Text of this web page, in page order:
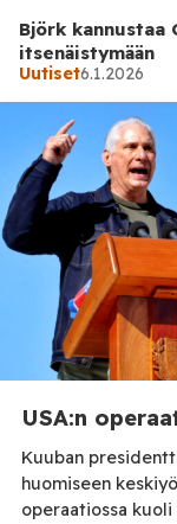
Björk kannustaa
itsenäistymään
Uutiset6.1.2026
Onko
USA:n
Kuuban
huomiseen
operaatiossa